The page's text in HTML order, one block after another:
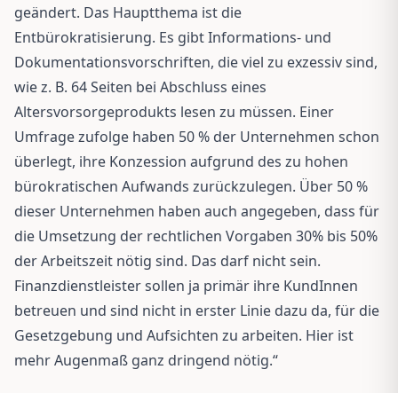
geändert. Das Hauptthema ist die
Entbürokratisierung. Es gibt Informations- und
Dokumentationsvorschriften, die viel zu exzessiv sind,
wie z. B. 64 Seiten bei Abschluss eines
Altersvorsorgeprodukts lesen zu müssen. Einer
Umfrage zufolge haben 50 % der Unternehmen schon
überlegt, ihre Konzession aufgrund des zu hohen
bürokratischen Aufwands zurückzulegen. Über 50 %
dieser Unternehmen haben auch angegeben, dass für
die Umsetzung der rechtlichen Vorgaben 30% bis 50%
der Arbeitszeit nötig sind. Das darf nicht sein.
Finanzdienstleister sollen ja primär ihre KundInnen
betreuen und sind nicht in erster Linie dazu da, für die
Gesetzgebung und Aufsichten zu arbeiten. Hier ist
mehr Augenmaß ganz dringend nötig.“